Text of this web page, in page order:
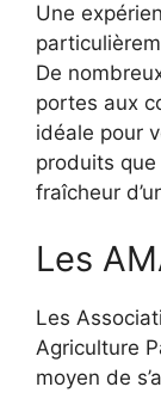
Une
De
portes aux
idéale pour
produits
fraîcheur
Les
Les
Agriculture
moyen de